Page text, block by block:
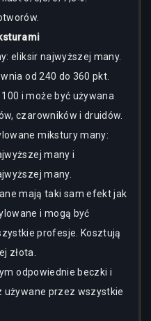
eliksir najwyższej many.
od 240 do 360 pkt.
i może być używana
czarowników i druidów.
mikstury many:
many i
many.
mają taki sam efekt jak
i mogą być
profesje. Kosztują
złota.
odpowiednie beczki i
używane przez wszystkie